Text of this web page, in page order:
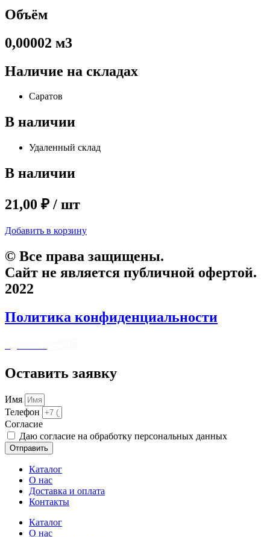
Объём
0,00002 м3
Наличие на складах
Саратов
В наличии
Удаленный склад
В наличии
21,00 ₽ / шт
Добавить в корзину
© Все права защищены.
Сайт не является публичной офертой.
2022
Политика конфиденциальности
Оставить заявку
Имя
Телефон
Cогласие
Даю согласие на обработку персональных данных
Отправить
Каталог
О нас
Доставка и оплата
Контакты
Каталог
О нас